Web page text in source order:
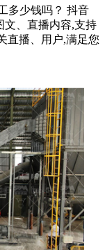
多少钱吗？ 抖音
文、直播内容,支持
直播、用户,满足您